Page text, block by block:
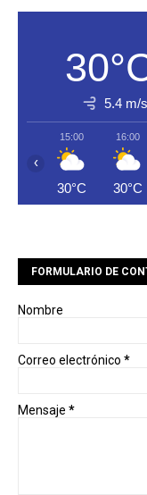
5.4 m/s
15:00
30°C
16:00
30°C
‹
FORMULARIO DE
Nombre
Correo electrónico *
Mensaje *